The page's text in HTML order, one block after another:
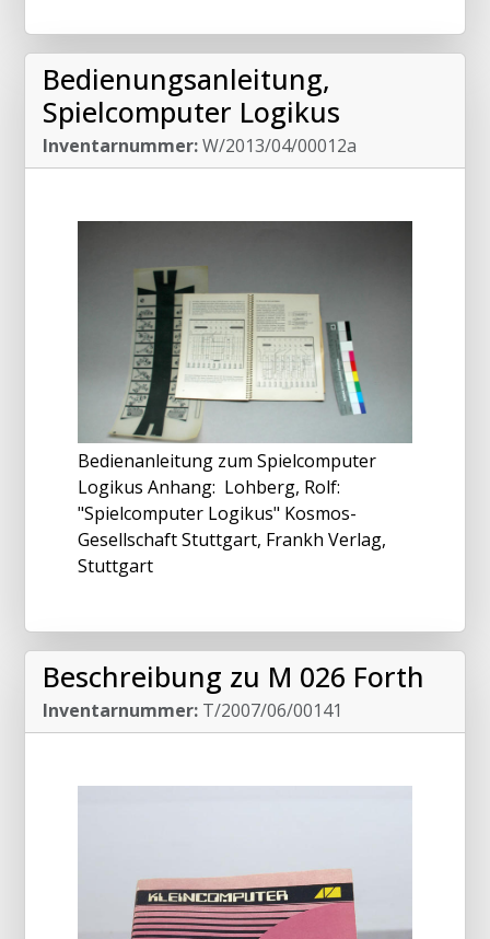
Bedienungsanleitung,
Spielcomputer Logikus
Inventarnummer:W/2013/04/00012a
Bedienanleitung zum Spielcomputer
Logikus Anhang: Lohberg, Rolf:
"Spielcomputer Logikus" Kosmos-
Gesellschaft Stuttgart, Frankh Verlag,
Stuttgart
Beschreibung zu M 026 Forth
Inventarnummer: T/2007/06/00141